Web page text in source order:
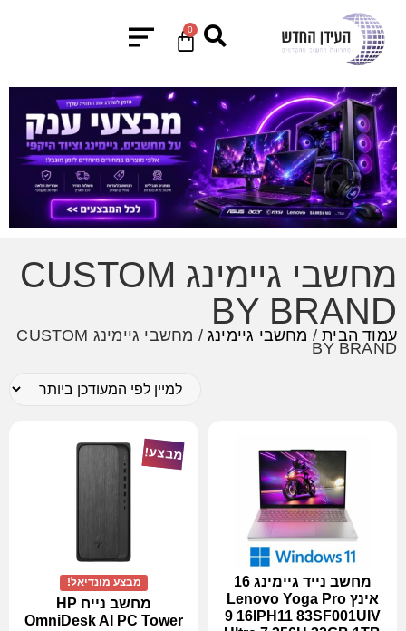
0
מחשבי גיימינג CUSTOM
BY BRAND
עמוד הבית/ מחשבי גיימינג / מחשבי גיימינג CUSTOM
BY BRAND
מחשב נייד גיימינג 16
אינץ Lenovo Yoga Pro
9 16IPH11 83SF001UIV
מבצע!
מבצע מונדיאל!
מחשב נייח HP
OmniDesk AI PC Tower